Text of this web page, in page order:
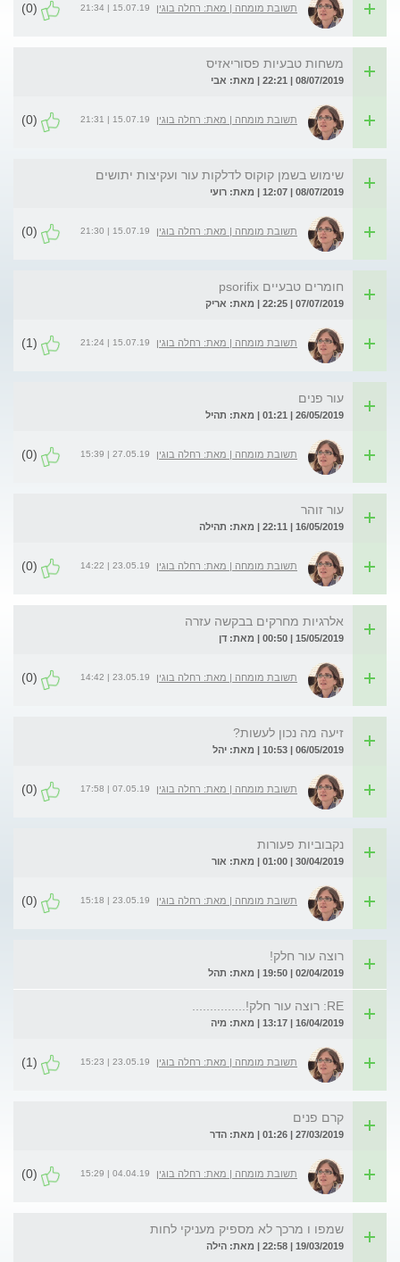
תשובת מומחה | מאת: רחלה בוגין 15.07.19 | 21:34
(0)
משחות טבעיות פסוריאזיס
08/07/2019 | 22:21 | מאת: אבי
תשובת מומחה | מאת: רחלה בוגין 15.07.19 | 21:31
(0)
שימוש בשמן קוקוס לדלקות עור ועקיצות יתושים
08/07/2019 | 12:07 | מאת: רועי
תשובת מומחה | מאת: רחלה בוגין 15.07.19 | 21:30
(0)
חומרים טבעיים psorifix
07/07/2019 | 22:25 | מאת: אריק
תשובת מומחה | מאת: רחלה בוגין 15.07.19 | 21:24
(1)
עור פנים
26/05/2019 | 01:21 | מאת: תהיל
תשובת מומחה | מאת: רחלה בוגין 27.05.19 | 15:39
(0)
עור זוהר
16/05/2019 | 22:11 | מאת: תהילה
תשובת מומחה | מאת: רחלה בוגין 23.05.19 | 14:22
(0)
אלרגיות מחרקים בבקשה עזרה
15/05/2019 | 00:50 | מאת: דן
תשובת מומחה | מאת: רחלה בוגין 23.05.19 | 14:42
(0)
זיעה מה נכון לעשות?
06/05/2019 | 10:53 | מאת: יהל
תשובת מומחה | מאת: רחלה בוגין 07.05.19 | 17:58
(0)
נקבוביות פעורות
30/04/2019 | 01:00 | מאת: אור
תשובת מומחה | מאת: רחלה בוגין 23.05.19 | 15:18
(0)
רוצה עור חלק!
02/04/2019 | 19:50 | מאת: תהל
RE: רוצה עור חלק!...............
16/04/2019 | 13:17 | מאת: מיה
תשובת מומחה | מאת: רחלה בוגין 23.05.19 | 15:23
(1)
קרם פנים
27/03/2019 | 01:26 | מאת: הדר
תשובת מומחה | מאת: רחלה בוגין 04.04.19 | 15:29
(0)
שמפו ו מרכך לא מספיק מעניקי לחות
19/03/2019 | 22:58 | מאת: הילה